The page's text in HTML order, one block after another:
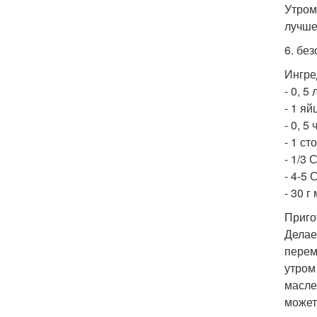
6.
- 0, 5
- 1
- 0, 5
- 1
- 1/3
- 4-5
- 30